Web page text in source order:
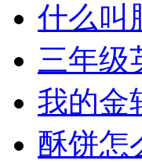
什么叫
三年级
我的金
酥饼怎